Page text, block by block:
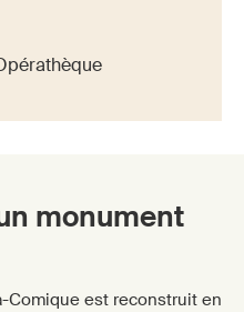
monument
Comique est reconstruit en